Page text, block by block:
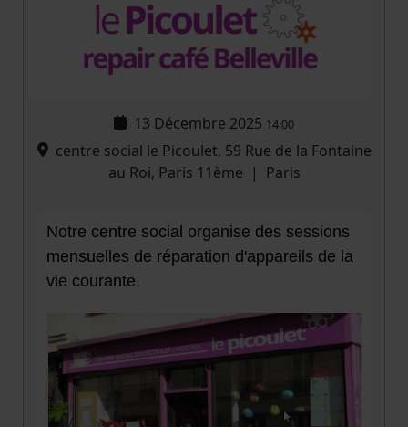
13 Décembre 2025 14:00
centre social le Picoulet, 59 Rue de la Fontaine
au Roi, Paris 11ème | Paris
Notre centre social organise des sessions
mensuelles de réparation d'appareils de la
vie courante.